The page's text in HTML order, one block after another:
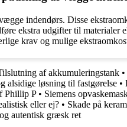
indendørs. Disse
ekstra udgifter til
krav og mulige
af akkumuleringstank •
alsidige løsning til fastgørelse •
Phillip P• Siemens
eller ej? • Skade på
autentisk græsk ret